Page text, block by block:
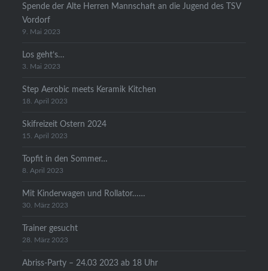
Spende der Alte Herren Mannschaft an die Jugend des TSV
Vordorf
9. Mai 2023
Los geht’s…
3. Mai 2023
Step Aerobic meets Keramik Kitchen
18. April 2023
Skifreizeit Ostern 2024
15. April 2023
Topfit in den Sommer…
8. April 2023
Mit Kinderwagen und Rollator……
30. März 2023
Trainer gesucht
28. März 2023
Abriss-Party – 24.03 2023 ab 18 Uhr